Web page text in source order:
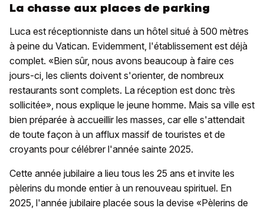
La chasse aux places de parking
Luca est réceptionniste dans un hôtel situé à 500 mètres
à peine du Vatican. Evidemment, l'établissement est déjà
complet. «Bien sûr, nous avons beaucoup à faire ces
jours-ci, les clients doivent s'orienter, de nombreux
restaurants sont complets. La réception est donc très
sollicitée», nous explique le jeune homme. Mais sa ville est
bien préparée à accueillir les masses, car elle s'attendait
de toute façon à un afflux massif de touristes et de
croyants pour célébrer l'année sainte 2025.
Cette année jubilaire a lieu tous les 25 ans et invite les
pèlerins du monde entier à un renouveau spirituel. En
2025, l'année jubilaire placée sous la devise «Pèlerins de